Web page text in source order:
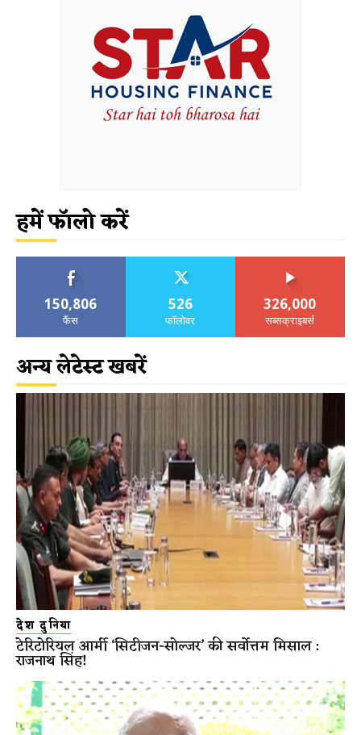
हमें फॉलो करें
150,806
फैंस
526
फॉलोवर
326,000
सब्सक्राइबर्स
अन्य लेटेस्ट खबरें
देश दुनिया
टेरिटोरियल आर्मी ‘सिटीजन-सोल्जर’ की सर्वोत्तम मिसाल :
राजनाथ सिंह!